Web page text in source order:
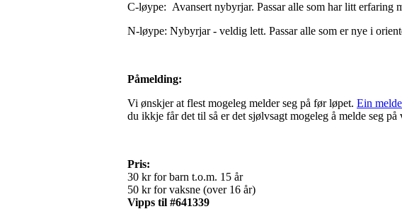
C-løype: Avansert nybyrjar. Passar alle som har litt erfaring
N-løype: Nybyrjar - veldig lett. Passar alle som er nye i
Påmelding:
Vi ønskjer at flest mogeleg melder seg på før løpet. Ein
du ikkje får det til så er det sjølvsagt mogeleg å melde seg på
Pris:
30 kr for barn t.o.m. 15 år
50 kr for vaksne (over 16 år)
Vipps til #641339